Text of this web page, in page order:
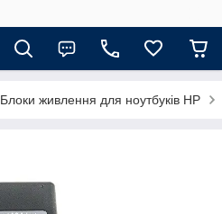
Блоки живлення для ноутбуків HP